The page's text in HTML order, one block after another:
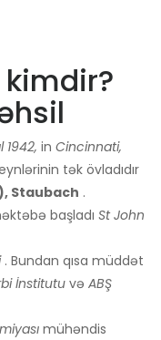
1942, in Cincinnati,
tək övladıdır
Staubach .
başladı St John
. Bundan qısa müddət
İnstitutuvə ABŞ
mühəndis